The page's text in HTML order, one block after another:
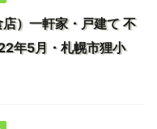
）一軒家・戸建て 不
年5月・札幌市狸小